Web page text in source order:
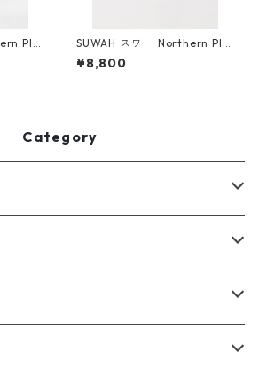
SUWAH スワー ️Northern Pla
cen Essence( Pure / Level 1
)
¥8,800
Category